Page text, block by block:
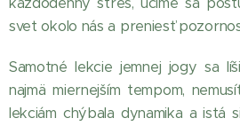
svet okolo nás a preniesť
Samotné lekcie jemnej jogy sa
najmä miernejším tempom,
lekciám chýbala dynamika a istá